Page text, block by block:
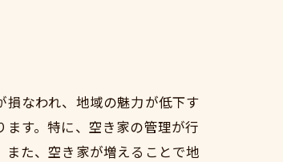
なわれ、地域の魅力が低下す
す。特に、空き家の管理が行
た、空き家が増えることで地